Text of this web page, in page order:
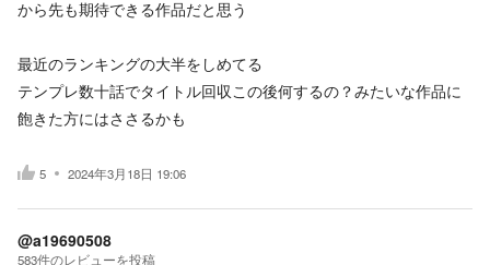
から先も期待できる作品だと思う
最近のランキングの大半をしめてる
テンプレ数十話でタイトル回収この後何するの？みたいな作品に
飽きた方にはささるかも
5 2024年3月18日 19:06
@a19690508
583件のレビューを投稿